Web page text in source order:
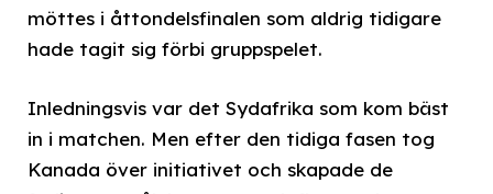
möttes i åttondelsfinalen som aldrig tidigare
hade tagit sig förbi gruppspelet.
Inledningsvis var det Sydafrika som kom bäst
in i matchen. Men efter den tidiga fasen tog
Kanada över initiativet och skapade de